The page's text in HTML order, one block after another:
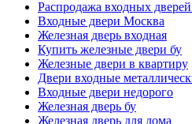
Распродажа входных
Входные двери Москва
Железная дверь входная
Купить железные двери бу
Железные двери в квартиру
Двери входные
Входные двери недорого
Железная дверь бу
Железная дверь для дома